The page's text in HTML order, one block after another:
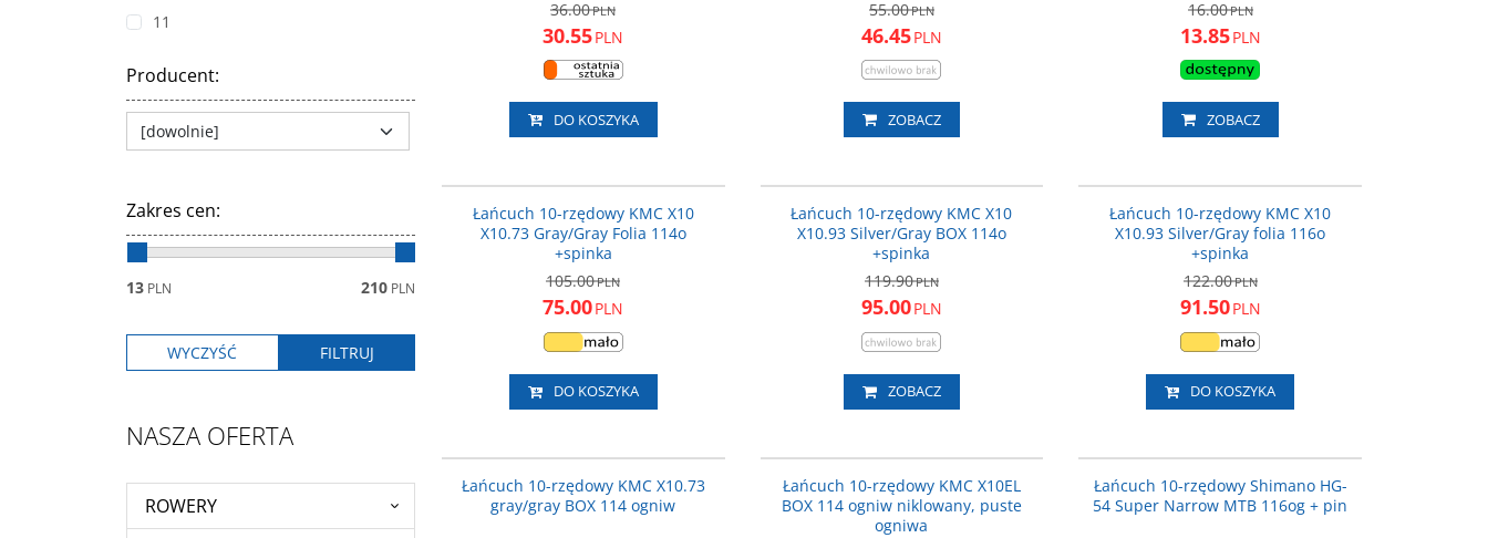
36.00PLN
30.55PLN
DO KOSZYKA
55.00PLN
46.45PLN
ZOBACZ
16.00PLN
13.85PLN
ZOBACZ
Łańcuch 10-rzędowy KMC X10
X10.73 Gray/Gray Folia 114o
+spinka
105.00PLN
75.00PLN
DO KOSZYKA
Łańcuch 10-rzędowy KMC X10
X10.93 Silver/Gray BOX 114o
+spinka
119.90PLN
95.00PLN
ZOBACZ
Łańcuch 10-rzędowy KMC X10
X10.93 Silver/Gray folia 116o
+spinka
122.00PLN
91.50PLN
DO KOSZYKA
Łańcuch 10-rzędowy KMC X10.73
gray/gray BOX 114 ogniw
Łańcuch 10-rzędowy KMC X10EL
BOX 114 ogniw niklowany, puste
ogniwa
Łańcuch 10-rzędowy Shimano HG-
54 Super Narrow MTB 116og + pin
11
Producent:
Zakres cen:
13 PLN 210 PLN
NASZA OFERTA
ROWERY